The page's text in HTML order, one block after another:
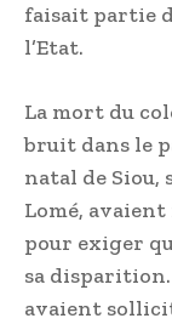
faisait partie
l’Etat.
La mort du
bruit dans le
natal de Siou,
Lomé,
pour exiger
sa
avaient